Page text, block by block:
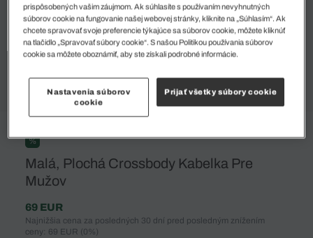
%
Malá, Plochá Crossbody Kabelka Pre
Mužov
69 EUR
Najnižšia cena za posledných 30 dní pred posledným znížením
ceny: 69 EUR (0%)
ZAČAŤ NAKUPOVAŤ
prispôsobených vašim záujmom. Ak súhlasíte s používaním nevyhnutných
súborov cookie na fungovanie našej webovej stránky, kliknite na „Súhlasím“. Ak
chcete spravovať svoje preferencie týkajúce sa súborov cookie, môžete kliknúť
na tlačidlo „Spravovať súbory cookie“. S našou Politikou používania súborov
cookie sa môžete oboznámiť, aby ste získali podrobné informácie.
Nastavenia súborov
cookie
Prijať všetky súbory cookie